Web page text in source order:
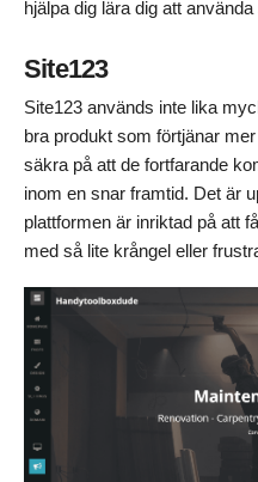
hjälpa dig lära dig att
Site123
Site123 används inte lika
bra produkt som förtjänar
säkra på att de fortfarande
inom en snar framtid. Det är
plattformen är inriktad på att
med så lite krångel eller